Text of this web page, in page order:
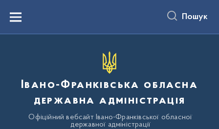
вмістуMenu Пошук
Івано-Франківська обласна
державна адміністрація
Офіційний вебсайт Івано-Франківської обласної
державної адміністрації